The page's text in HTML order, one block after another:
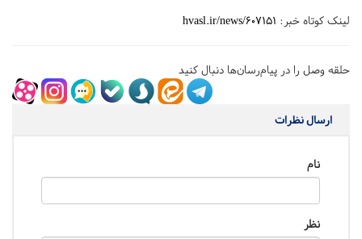
لینک کوتاه خبر: hvasl.ir/news/607151
حلقه وصل را در پیام‌رسان‌ها دنبال کنید
ارسال نظرات
نام
نظر